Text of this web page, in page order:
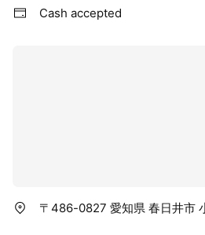
す。
自身も元保護犬の人や犬にガウガウ
に口が出ちゃうボーダーコリーとい
Cash accepted
〒486-0827 愛知県 春日井市